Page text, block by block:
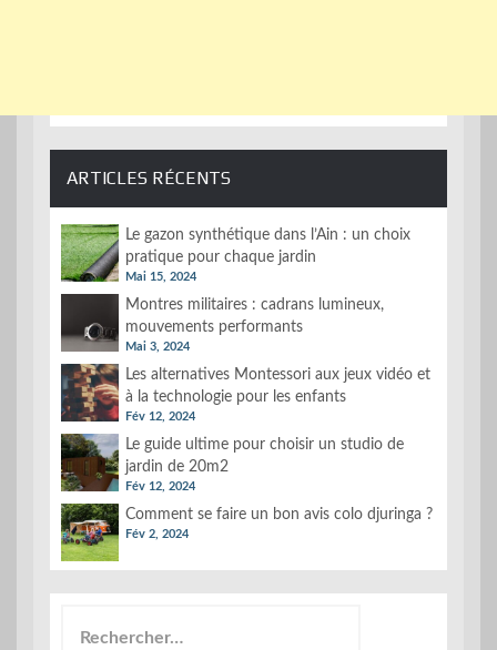
ARTICLES RÉCENTS
Le gazon synthétique dans l’Ain : un choix
pratique pour chaque jardin
Mai 15, 2024
Montres militaires : cadrans lumineux,
mouvements performants
Mai 3, 2024
Les alternatives Montessori aux jeux vidéo et
à la technologie pour les enfants
Fév 12, 2024
Le guide ultime pour choisir un studio de
jardin de 20m2
Fév 12, 2024
Comment se faire un bon avis colo djuringa ?
Fév 2, 2024